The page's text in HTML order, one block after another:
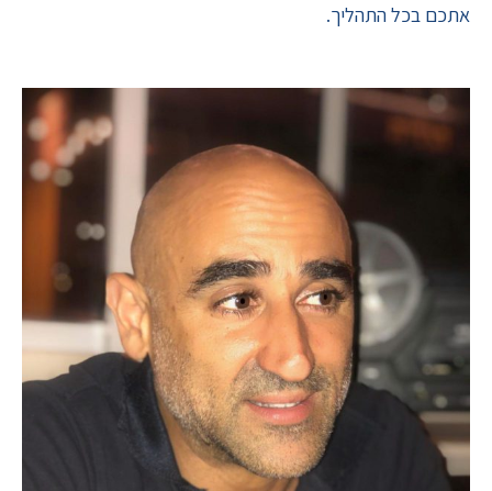
אתכם בכל התהליך.